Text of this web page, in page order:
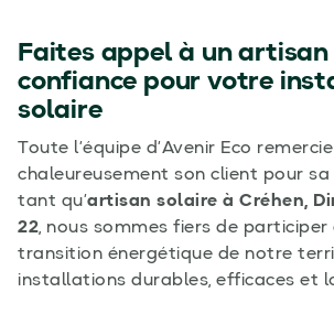
Faites appel à un artisan
confiance pour votre
solaire
Toute l’équipe d’Avenir Eco remercie
chaleureusement son client pour sa
tant qu’artisan solaire à Créhen,
22, nous sommes fiers de
transition énergétique de notre
installations durables, efficaces et